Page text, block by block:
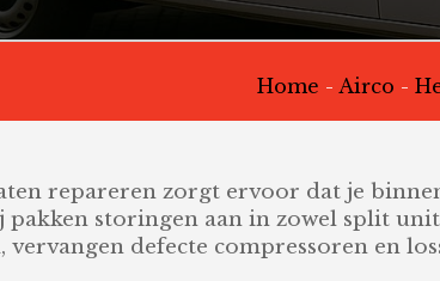
Home - Airco -
repareren zorgt ervoor dat je
pakken storingen aan in zowel split
vervangen defecte compressoren en